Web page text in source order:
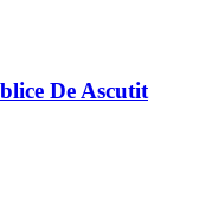
De Ascutit